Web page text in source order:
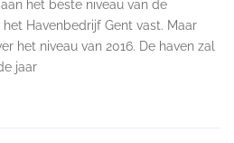
het beste niveau van de
Havenbedrijf Gent vast. Maar
het niveau van 2016. De haven zal
jaar